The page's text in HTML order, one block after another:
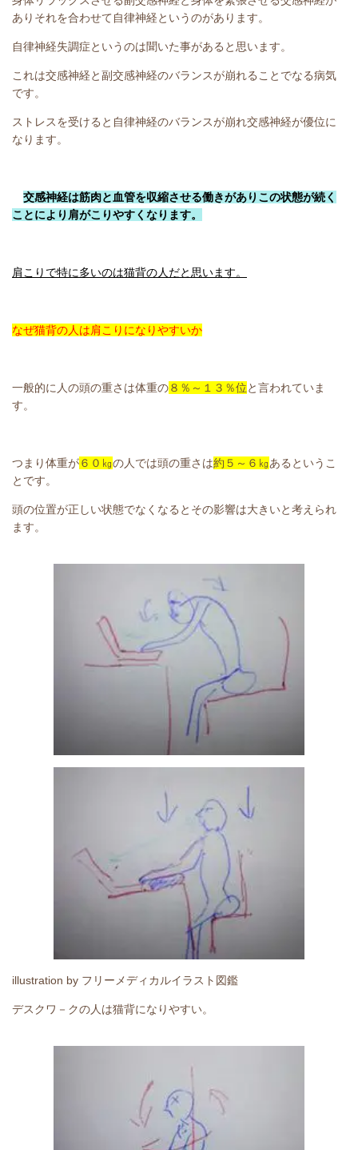
ありそれを合わせて自律神経というのがあります。
自律神経失調症というのは聞いた事があると思います。
これは交感神経と副交感神経のバランスが崩れることでなる病気
です。
ストレスを受けると自律神経のバランスが崩れ交感神経が優位に
なります。
交感神経は筋肉と血管を収縮させる働きがありこの状態が続く
ことにより肩がこりやすくなります。
肩こりで特に多いのは猫背の人だと思います。
なぜ猫背の人は肩こりになりやすいか
一般的に人の頭の重さは体重の８％～１３％位と言われていま
す。
つまり体重が６０㎏の人では頭の重さは約５～６㎏あるというこ
とです。
頭の位置が正しい状態でなくなるとその影響は大きいと考えられ
ます。
illustration by フリーメディカルイラスト図鑑
デスクワ－クの人は猫背になりやすい。